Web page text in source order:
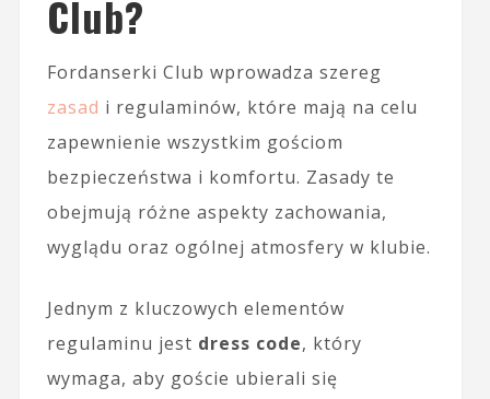
Club?
Fordanserki Club wprowadza szereg
zasad i regulaminów, które mają na celu
zapewnienie wszystkim gościom
bezpieczeństwa i komfortu. Zasady te
obejmują różne aspekty zachowania,
wyglądu oraz ogólnej atmosfery w klubie.
Jednym z kluczowych elementów
regulaminu jest dress code, który
wymaga, aby goście ubierali się